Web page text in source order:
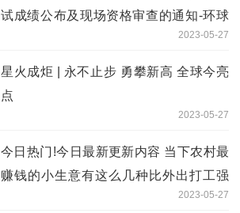
试成绩公布及现场资格审查的通知-环球
2023-05-27
星火成炬 | 永不止步 勇攀新高 全球今亮
点
2023-05-27
今日热门!今日最新更新内容 当下农村最
赚钱的小生意有这么几种比外出打工强
2023-05-27